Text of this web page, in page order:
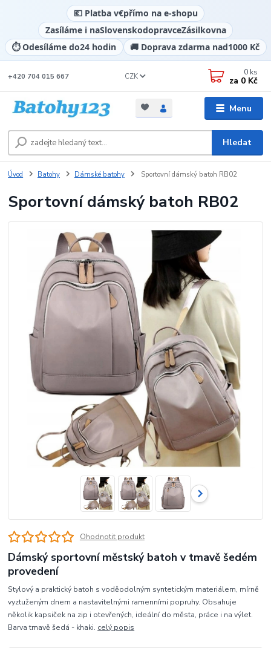
💶 Platba v€přímo na e-shopu
Zasíláme i naSlovenskodopravceZásilkovna
⏱️ Odesíláme do24 hodin 🚚 Doprava zdarma nad1000 Kč
Menu
CZK
Hledat
+420 704 015 667 0 ks
za 0 Kč
Úvod Batohy Dámské batohy Sportovní dámský batoh RB02
Sportovní dámský batoh RB02
Ohodnotit produkt
Dámský sportovní městský batoh v tmavě šedém
provedení
Stylový a praktický batoh s voděodolným syntetickým materiálem, mírně
vyztuženým dnem a nastavitelnými ramenními popruhy. Obsahuje
několik kapsiček na zip i otevřených, ideální do města, práce i na výlet.
Barva tmavě šedá - khaki. celý popis